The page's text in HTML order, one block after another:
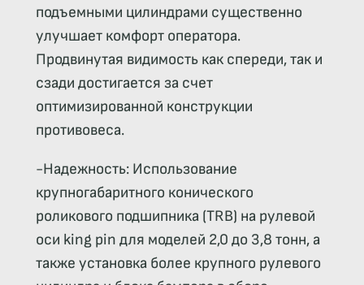
подъемными цилиндрами существенно
улучшает комфорт оператора.
Продвинутая видимость как спереди, так и
сзади достигается за счет
оптимизированной конструкции
противовеса.
-Надежность: Использование
крупногабаритного конического
роликового подшипника (TRB) на рулевой
оси king pin для моделей 2,0 до 3,8 тонн, а
также установка более крупного рулевого